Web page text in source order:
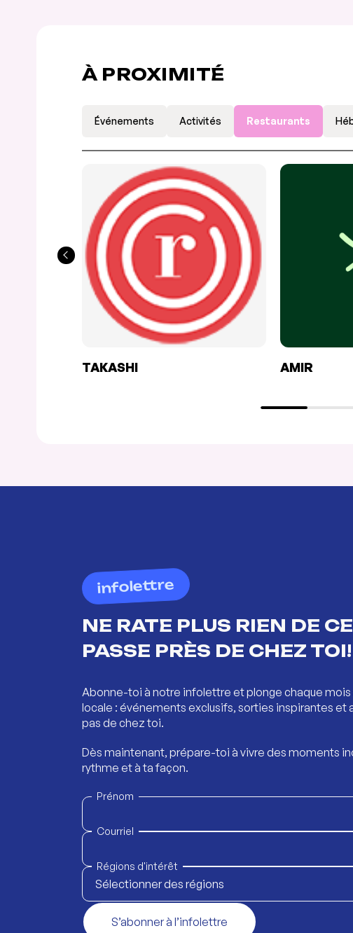
À PROXIMITÉ
Événements Activités Restaurants
TAKASHI AMIR
infolettre
NE RATE PLUS RIEN DE
PASSE PRÈS DE CHEZ TOI!
Abonne-toi à notre infolettre et plonge chaque mois
locale : événements exclusifs, sorties inspirantes et
pas de chez toi.
Dès maintenant, prépare-toi à vivre des moments
rythme et à ta façon.
Prénom
Courriel
Régions d'intérêt
Sélectionner des régions
S’abonner à l’infolettre